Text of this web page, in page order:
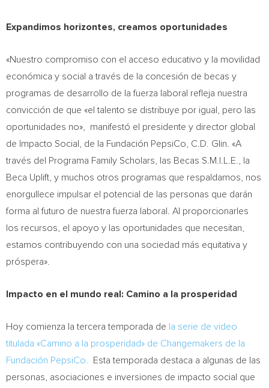
Expandimos horizontes, creamos oportunidades
«Nuestro compromiso con el acceso educativo y la movilidad
económica y social a través de la concesión de becas y
programas de desarrollo de la fuerza laboral refleja nuestra
convicción de que «el talento se distribuye por igual, pero las
oportunidades no», manifestó el presidente y director global
de Impacto Social, de la Fundación PepsiCo, C.D. Glin. «A
través del Programa Family Scholars, las Becas S.M.I.L.E., la
Beca Uplift, y muchos otros programas que respaldamos, nos
enorgullece impulsar el potencial de las personas que darán
forma al futuro de nuestra fuerza laboral. Al proporcionarles
los recursos, el apoyo y las oportunidades que necesitan,
estamos contribuyendo con una sociedad más equitativa y
próspera».
Impacto en el mundo real: Camino a la prosperidad
Hoy comienza la tercera temporada de la serie de video
titulada «Camino a la prosperidad» de Changemakers de la
Fundación PepsiCo.
Esta temporada destaca a algunas de las
personas, asociaciones e inversiones de impacto social que